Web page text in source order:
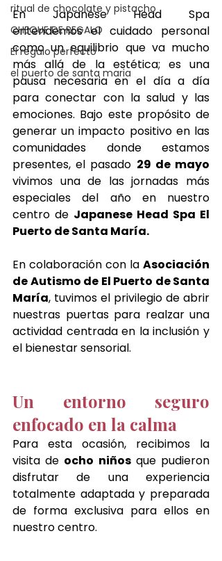
ritual de chocolate y pistacho
CHEQUE DE REGALO
El regalo perfecto
el puerto de santa maria
En Japanese Head Spa
entendemos el cuidado personal
como un equilibrio que va mucho
más allá de la estética; es una
pausa necesaria en el día a día
para conectar con la salud y las
emociones. Bajo este propósito de
generar un impacto positivo en las
comunidades donde estamos
presentes, el pasado 29 de mayo
vivimos una de las jornadas más
especiales del año en nuestro
centro de Japanese Head Spa El
Puerto de Santa María.
En colaboración con la Asociación
de Autismo de El Puerto de Santa
María, tuvimos el privilegio de abrir
nuestras puertas para realzar una
actividad centrada en la inclusión y
el bienestar sensorial.
Un entorno seguro
enfocado en la calma
Para esta ocasión, recibimos la
visita de ocho niños que pudieron
disfrutar de una experiencia
totalmente adaptada y preparada
de forma exclusiva para ellos en
nuestro centro.